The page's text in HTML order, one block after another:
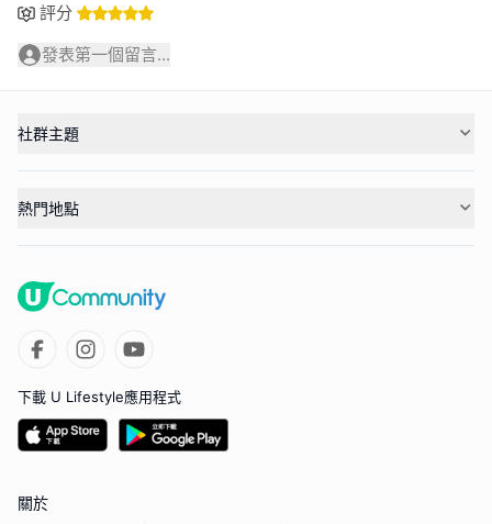
評分
發表第一個留言...
社群主題
熱門地點
下載 U Lifestyle應用程式
關於